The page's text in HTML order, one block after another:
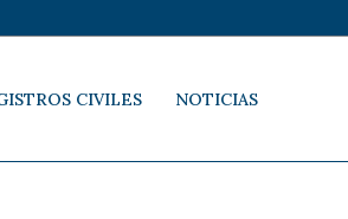
CIVILES NOTICIAS